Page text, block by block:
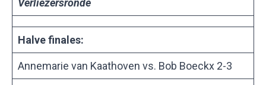
Verliezersronde
Halve finales:
Annemarie van Kaathoven vs. Bob Boeckx 2-3